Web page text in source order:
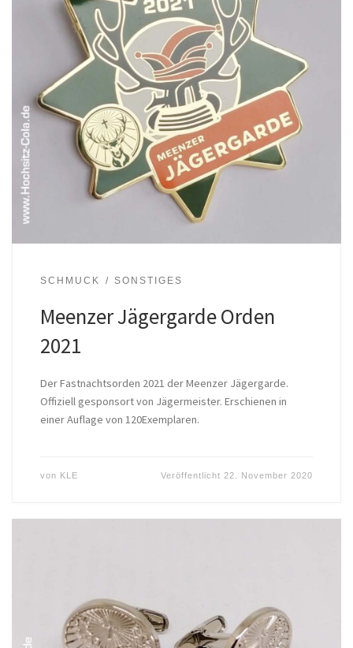
SCHMUCK SONSTIGES
Meenzer Jägergarde Orden
2021
Der Fastnachtsorden 2021 der Meenzer Jägergarde.
Offiziell gesponsort von Jägermeister. Erschienen in
einer Auflage von 120Exemplaren.
von KLE Veröffentlicht 22. November 2020